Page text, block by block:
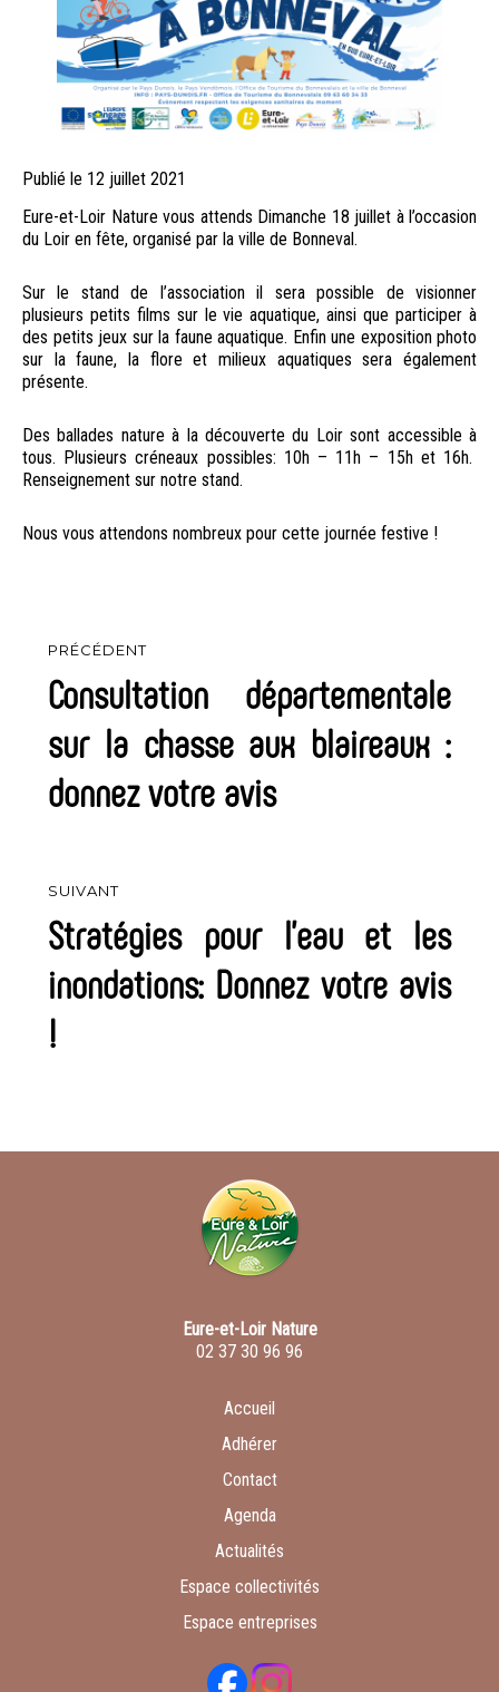
Publié le Publié
le
12 juillet 2021
Eure-et-Loir Nature vous attends Dimanche 18 juillet à l’occasion
du Loir en fête, organisé par la ville de Bonneval.
Sur le stand de l’association il sera possible de visionner
plusieurs petits films sur le vie aquatique, ainsi que participer à
des petits jeux sur la faune aquatique. Enfin une exposition photo
sur la faune, la flore et milieux aquatiques sera également
présente.
Des ballades nature à la découverte du Loir sont accessible à
tous. Plusieurs créneaux possibles: 10h – 11h – 15h et 16h.
Renseignement sur notre stand.
Nous vous attendons nombreux pour cette journée festive !
de
l’article
PRÉCÉDENT
Article
Consultation départementale
sur la chasse aux blaireaux :
donnez votre avis
SUIVANT
Article
Stratégies pour l’eau et les
inondations: Donnez votre avis
!
Eure-et-Loir Nature
02 37 30 96 96
Accueil
Adhérer
Contact
Agenda
Actualités
Espace collectivités
Espace entreprises